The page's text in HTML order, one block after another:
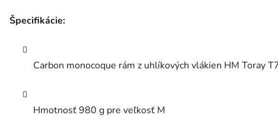
Špecifikácie:
Carbon monocoque rám z uhlíkových vlákien HM Toray
Hmotnosť 980 g pre veľkosť M